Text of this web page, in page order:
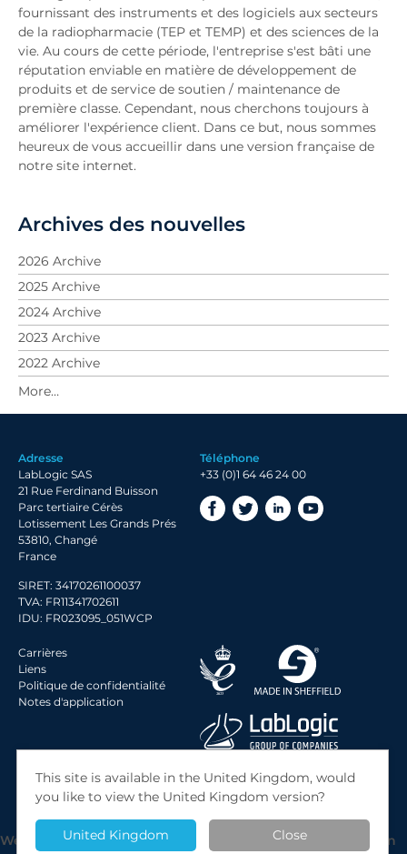
fournissant des instruments et des logiciels aux secteurs
de la radiopharmacie (TEP et TEMP) et des sciences de la
vie. Au cours de cette période, l'entreprise s'est bâti une
réputation enviable en matière de développement de
produits et de service de soutien / maintenance de
première classe. Cependant, nous cherchons toujours à
améliorer l'expérience client. Dans ce but, nous sommes
heureux de vous accueillir dans une version française de
notre site internet.
Archives des nouvelles
2026 Archive
2025 Archive
2024 Archive
2023 Archive
2022 Archive
2021 Archive
2020 Archive
2018 Archive
2017 Archive
Adresse
LabLogic SAS
21 Rue Ferdinand Buisson
Parc tertiaire Cérès
Lotissement Les Grands Prés
53810, Changé
France
SIRET: 34170261100037
TVA: FR11341702611
IDU: FR023095_051WCP
Téléphone
+33 (0)1 64 46 24 00
Carrières
Liens
Politique de confidentialité
Notes d'application
© 2026 LabLogic Systems Ltd.
Site by Jack Sleight
This site is available in the United Kingdom, would
you like to view the United Kingdom version?
United Kingdom Close
We use cookies to give you the best possible experience on